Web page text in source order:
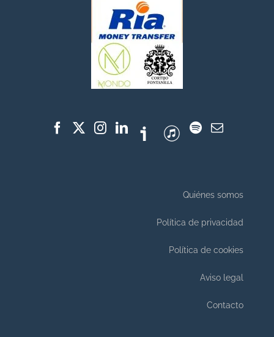
Quiénes somos
Política de privacidad
Política de cookies
Aviso legal
Contacto